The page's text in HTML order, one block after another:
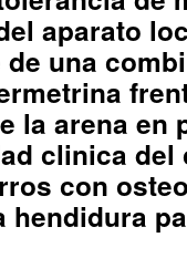
aparato
una
la arena en
clinica del
con
hendidura